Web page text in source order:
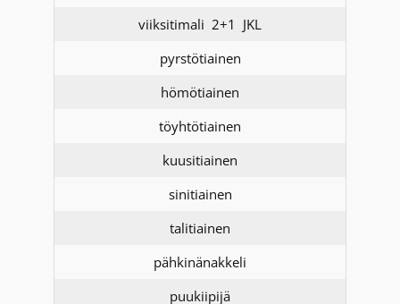
viiksitimali 2+1 JKL
pyrstötiainen
hömötiainen
töyhtötiainen
kuusitiainen
sinitiainen
talitiainen
pähkinänakkeli
puukiipijä